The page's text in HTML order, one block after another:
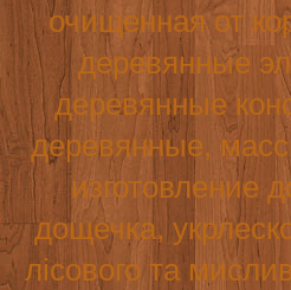
очищенная от
деревянные
деревянные
деревянные,
изготовление
дощечка,
лісового та